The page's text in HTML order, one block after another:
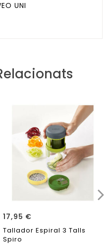
UNI
17,95 €
Tallador Espiral 3 Talls
Spiro